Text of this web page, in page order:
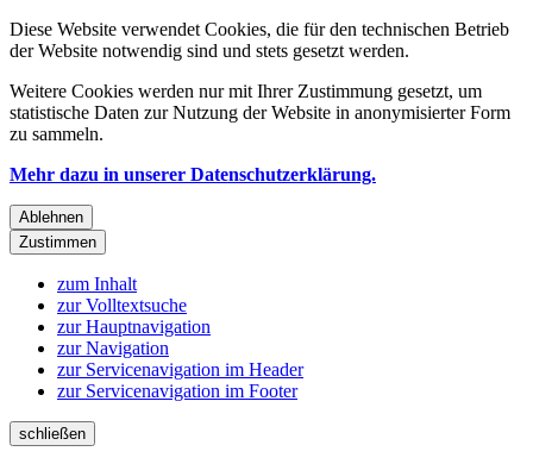
Diese Website verwendet Cookies, die für den technischen Betrieb
der Website notwendig sind und stets gesetzt werden.
Weitere Cookies werden nur mit Ihrer Zustimmung gesetzt, um
statistische Daten zur Nutzung der Website in anonymisierter Form
zu sammeln.
Mehr dazu in unserer Datenschutzerklärung.
Ablehnen
Zustimmen
zum Inhalt
zur Volltextsuche
zur Hauptnavigation
zur Navigation
zur Servicenavigation im Header
zur Servicenavigation im Footer
schließen